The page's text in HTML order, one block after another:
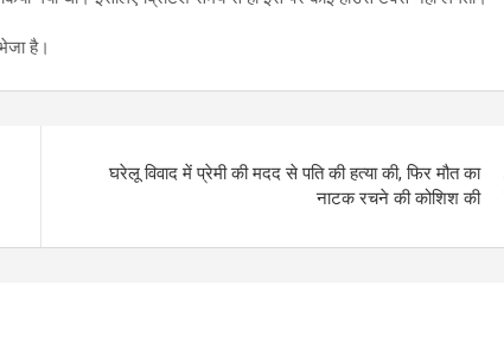
है।
घरेलू विवाद में प्रेमी की मदद से पति की हत्या की, फिर मौत का
नाटक रचने की कोशिश की